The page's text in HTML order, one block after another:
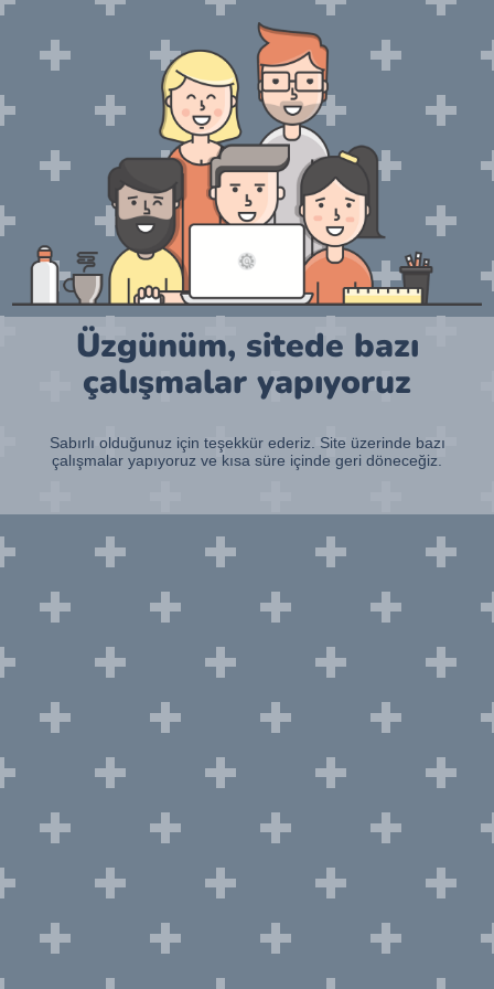
Üzgünüm, sitede bazı
çalışmalar yapıyoruz
Sabırlı olduğunuz için teşekkür ederiz. Site üzerinde bazı
çalışmalar yapıyoruz ve kısa süre içinde geri döneceğiz.